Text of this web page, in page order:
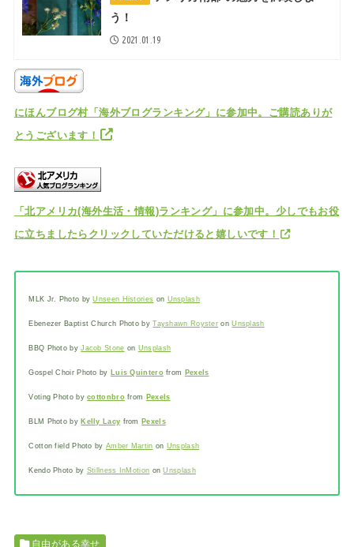
う！
2021.01.19
にほんブログ村「海外ブログランキング」に参加中。ご購読ありが
とうございます！
「北アメリカ(海外生活・情報)ランキング」に参加中。少しでもお役
に立ちましたらクリックしていただけると嬉しいです！
MLK Jr. Photo byUnseen Histories on Unsplash
Ebenezer Baptist Church Photo byTayshawn Royster onUnsplash
BBQ Photo byJacob Stone on Unsplash
Gospel Choir Photo by Luis Quintero from Pexels
Voting Photo bycottonbro from Pexels
BLM Photo by Kelly Lacy from Pexels
Cotton field Photo by Amber Martin on Unsplash
Kendo Photo by Stillness InMotion onUnsplash
自由がある幸せ